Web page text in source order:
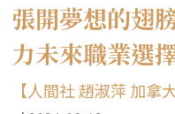
張開夢想的翅
力未來職業選
【人間社 趙淑萍 加拿